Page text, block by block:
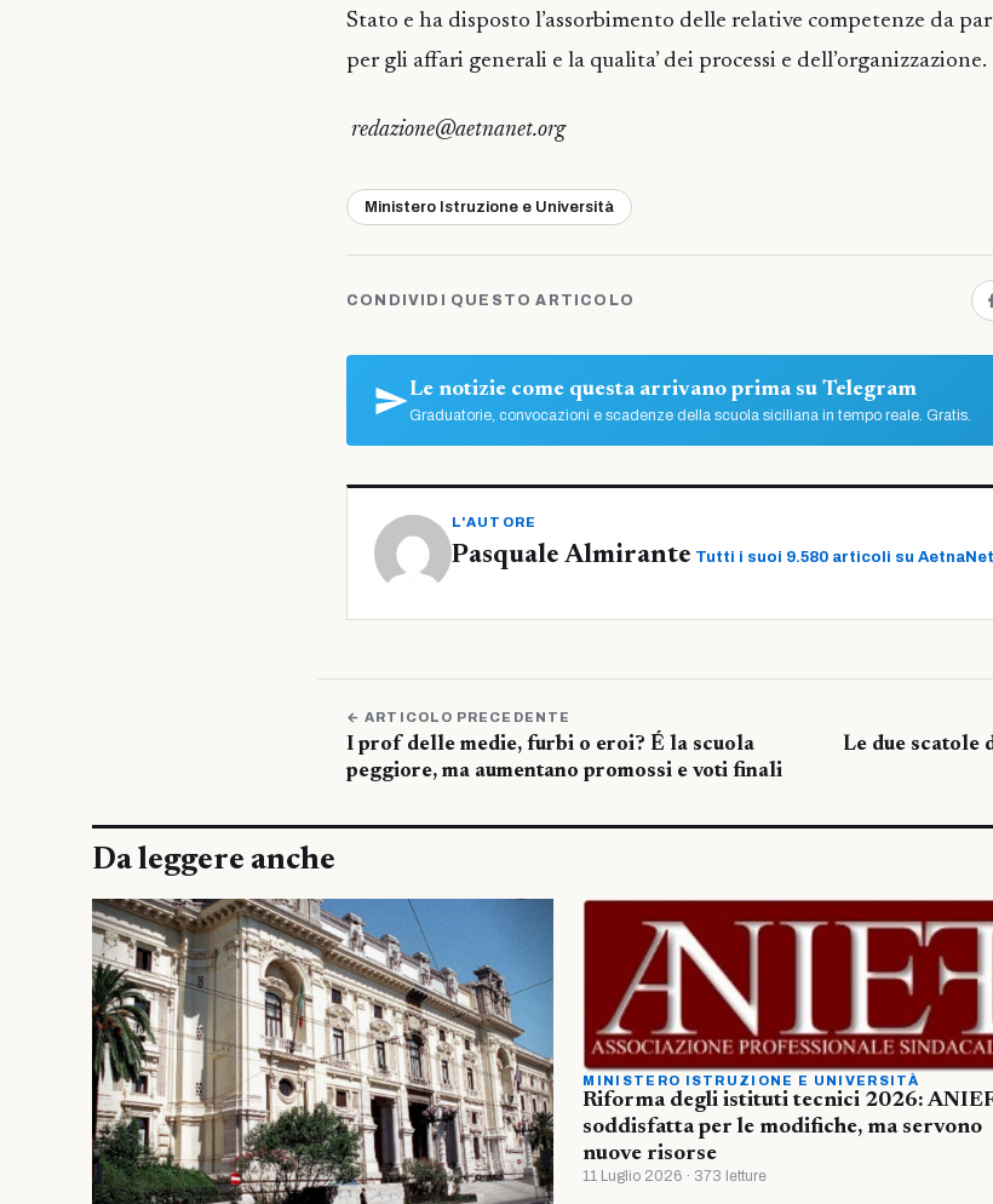
Stato e ha disposto l’assorbimento delle relative competenze da
per gli affari generali e la qualita’ dei processi e
redazione@aetnanet.org
Ministero Istruzione e Università
CONDIVIDI QUESTO ARTICOLO
Le notizie come questa arrivano prima su Telegram
Graduatorie, convocazioni e scadenze della scuola siciliana in tempo reale. Gratis.
L'AUTORE
Pasquale Almirante Tutti i suoi 9.580 articoli su
← ARTICOLO PRECEDENTE
I prof delle medie, furbi o eroi? É la scuola
peggiore, ma aumentano promossi e voti finali
Le due scatole
Da leggere anche
MINISTERO ISTRUZIONE E UNIVERSITÀ
Riforma degli istituti tecnici 2026:
soddisfatta per le modifiche, ma servono
nuove risorse
11 Luglio 2026 · 373 letture